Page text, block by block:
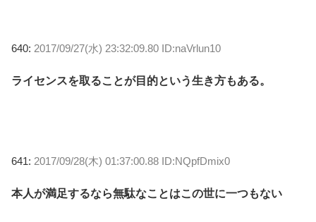
640: 2017/09/27(水) 23:32:09.80 ID:naVrlun10
ライセンスを取ることが目的という生き方もある。
641: 2017/09/28(木) 01:37:00.88 ID:NQpfDmix0
本人が満足するなら無駄なことはこの世に一つもない